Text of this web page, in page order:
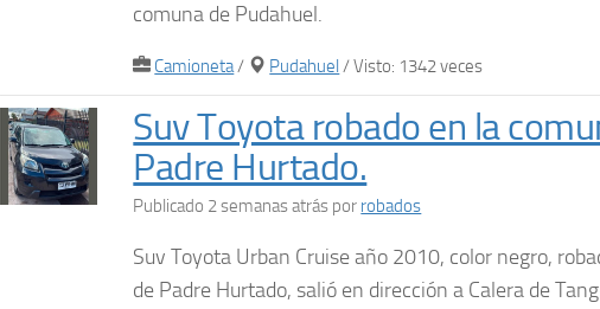
comuna de Pudahuel.
Camioneta/ Pudahuel / Visto: 1342 veces
Suv Toyota robado en la
Padre Hurtado.
Publicado 2 semanas atrás por robados
Suv Toyota Urban Cruise año 2010, color negro,
de Padre Hurtado, salió en dirección a Calera de